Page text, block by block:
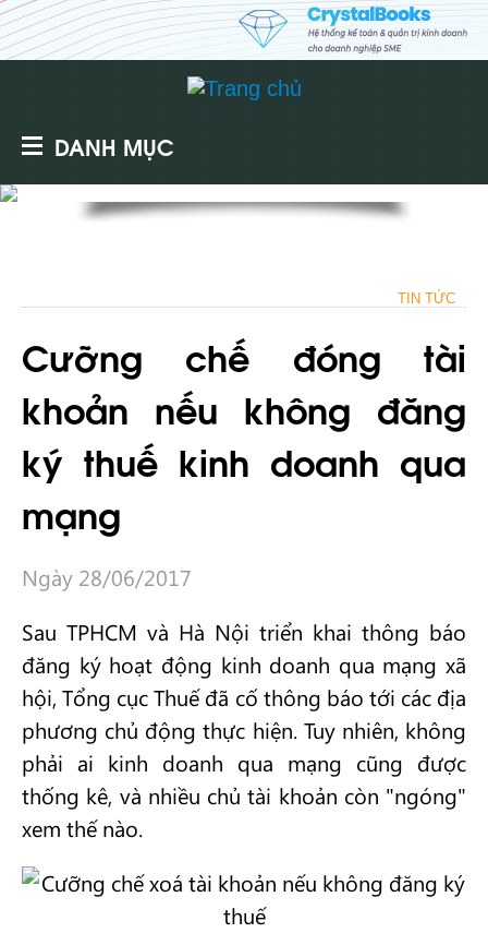
DANH MỤC
TIN TỨC
Cưỡng chế đóng tài
khoản nếu không đăng
ký thuế kinh doanh qua
mạng
Ngày 28/06/2017
Sau TPHCM và Hà Nội triển khai thông báo
đăng ký hoạt động kinh doanh qua mạng xã
hội, Tổng cục Thuế đã cố thông báo tới các địa
phương chủ động thực hiện. Tuy nhiên, không
phải ai kinh doanh qua mạng cũng được
thống kê, và nhiều chủ tài khoản còn "ngóng"
xem thế nào.